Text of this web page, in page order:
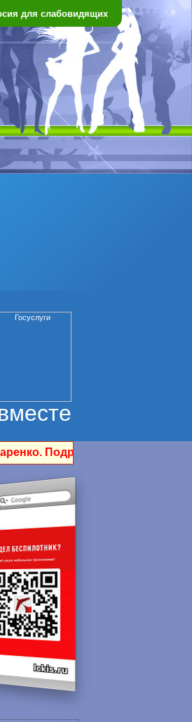
для слабовидящих
тел. 3-15-91 и 3-24-91